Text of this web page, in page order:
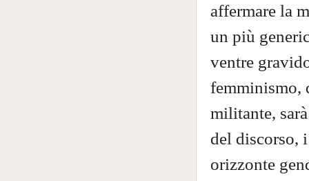
affermare la
un più
ventre
femminismo,
militante,
del discorso,
orizzonte